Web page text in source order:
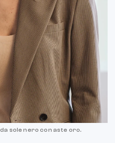
sole nero con aste oro.